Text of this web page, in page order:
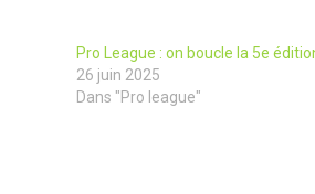
Pro League : on boucle la 5e
26 juin 2025
Dans "Pro league"